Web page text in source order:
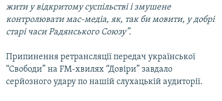
жити у відкритому суспільстві і змушене
контролювати мас-медіа, як, так би мовити, у добрі
старі часи Радянського Союзу”.
Припинення ретрансляції передач української
“Свободи” на FM-хвилях “Довіри” завдало
серйозного удару по нашій слухацькій аудиторії.